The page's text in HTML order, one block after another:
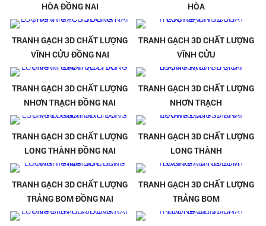
HÒA ĐỒNG NAI
HÒA
TRANH GẠCH 3D CHẤT LƯỢNG
VĨNH CỬU ĐỒNG NAI
TRANH GẠCH 3D CHẤT LƯỢNG
VĨNH CỬU
TRANH GẠCH 3D CHẤT LƯỢNG
NHƠN TRẠCH ĐỒNG NAI
TRANH GẠCH 3D CHẤT LƯỢNG
NHƠN TRẠCH
TRANH GẠCH 3D CHẤT LƯỢNG
LONG THÀNH ĐỒNG NAI
TRANH GẠCH 3D CHẤT LƯỢNG
LONG THÀNH
TRANH GẠCH 3D CHẤT LƯỢNG
TRẢNG BOM ĐỒNG NAI
TRANH GẠCH 3D CHẤT LƯỢNG
TRẢNG BOM